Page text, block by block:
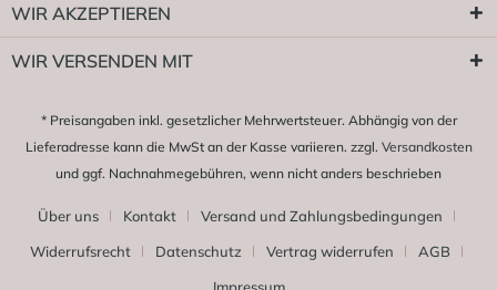
WIR AKZEPTIEREN
WIR VERSENDEN MIT
* Preisangaben inkl. gesetzlicher Mehrwertsteuer. Abhängig von der
Lieferadresse kann die MwSt an der Kasse variieren. zzgl. Versandkosten
und ggf. Nachnahmegebühren, wenn nicht anders beschrieben
Über uns Kontakt
Versand und Zahlungsbedingungen
Widerrufsrecht
Datenschutz Vertrag widerrufen
AGB